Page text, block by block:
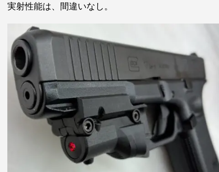
実射性能は、間違いなし。